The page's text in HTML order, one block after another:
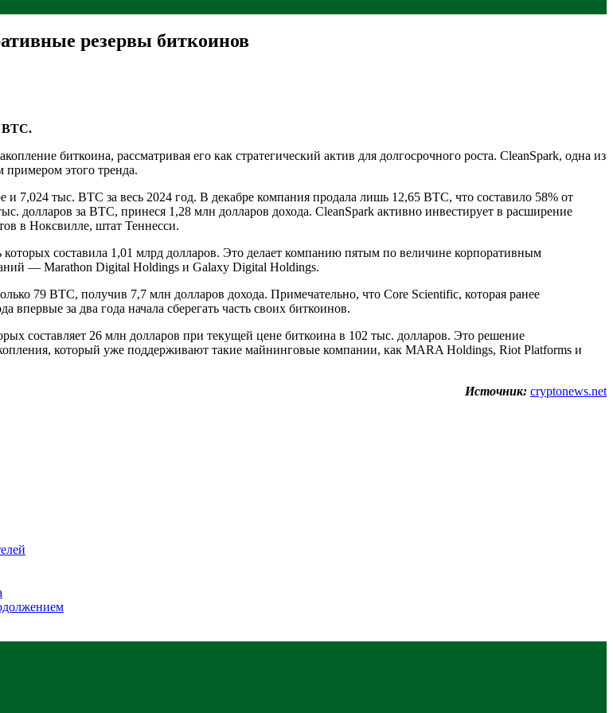
резервы биткоинов
BTC.
биткоина, рассматривая его как стратегический актив для долгосрочного роста. CleanSpark, одна из
этого тренда.
7,024 тыс. BTC за весь 2024 год. В декабре компания продала лишь 12,65 BTC, что составило 58% от
долларов за BTC, принеся 1,28 млн долларов дохода. CleanSpark активно инвестирует в расширение
в Ноксвилле, штат Теннесси.
составила 1,01 млрд долларов. Это делает компанию пятым по величине корпоративным
— Marathon Digital Holdings и Galaxy Digital Holdings.
79 BTC, получив 7,7 млн долларов дохода. Примечательно, что Core Scientific, которая ранее
за два года начала сберегать часть своих биткоинов.
составляет 26 млн долларов при текущей цене биткоина в 102 тыс. долларов. Это решение
который уже поддерживают такие майнинговые компании, как MARA Holdings, Riot Platforms и
Источник: cryptonews.net